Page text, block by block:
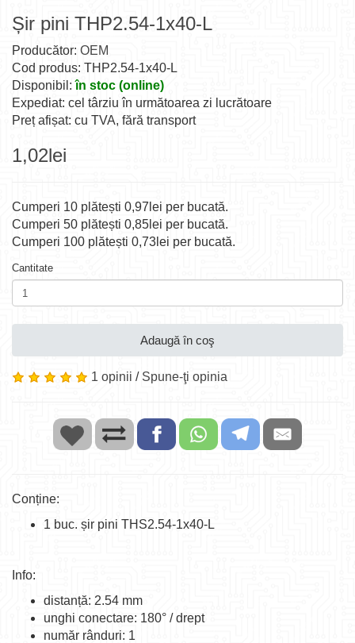
Șir pini THP2.54-1x40-L
Producător: OEM
Cod produs: THP2.54-1x40-L
Disponibil:în stoc (online)
Expediat: cel târziu în următoarea zi lucrătoare
Preț afișat: cu TVA, fără transport
1,02lei
Cumperi 10 plătești 0,97lei per bucată.
Cumperi 50 plătești 0,85lei per bucată.
Cumperi 100 plătești 0,73lei per bucată.
Cantitate
Adaugă în coş
1 opinii / Spune-ţi opinia
Conține:
1 buc. șir pini THS2.54-1x40-L
Info:
distanță: 2.54 mm
unghi conectare: 180° / drept
număr rânduri: 1